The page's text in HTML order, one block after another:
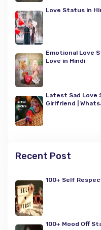
Love Status in
Emotional Love
Love in Hindi
Latest Sad Love
Girlfriend |
Recent Post
100+ Self
100+ Mood Off